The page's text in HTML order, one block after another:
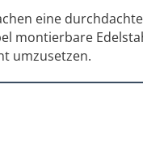
eine
montierbare
umzusetzen.